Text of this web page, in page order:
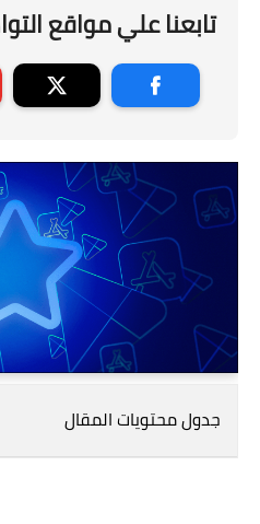
تابعنا علي مواقع
جدول محتويات المقال